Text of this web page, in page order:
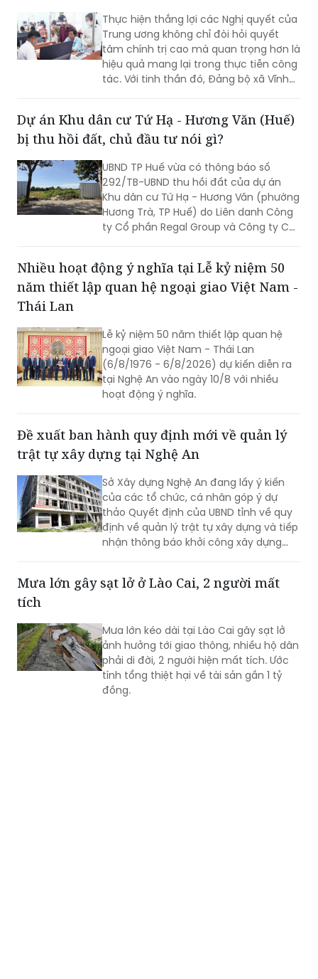
Thực hiện thắng lợi các Nghị quyết của
Trung ương không chỉ đòi hỏi quyết
tâm chính trị cao mà quan trọng hơn là
hiệu quả mang lại trong thực tiễn công
tác. Với tinh thần đó, Đảng bộ xã Vĩnh
đội ngũ cán bộ đủ phẩm chất, năng
lực, trách nhiệm, đưa các chủ trương
chuyển biến rõ nét trong phát triển kinh
tế - xã hội và nâng cao đời sống Nhân
dân.
Dự án Khu dân cư Tứ Hạ - Hương Văn (Huế)
bị thu hồi đất, chủ đầu tư nói gì?
UBND TP Huế vừa có thông báo số
292/TB-UBND thu hồi đất của dự án
Khu dân cư Tứ Hạ - Hương Văn (phường
Hương Trà, TP Huế) do Liên danh Công
ty Cổ phần Regal Group và Công ty Cổ
Nhiều hoạt động ý nghĩa tại Lễ kỷ niệm 50
năm thiết lập quan hệ ngoại giao Việt Nam -
Thái Lan
Lễ kỷ niệm 50 năm thiết lập quan hệ
ngoại giao Việt Nam - Thái Lan
(6/8/1976 - 6/8/2026) dự kiến diễn ra
tại Nghệ An vào ngày 10/8 với nhiều
hoạt động ý nghĩa.
Đề xuất ban hành quy định mới về quản lý
trật tự xây dựng tại Nghệ An
Sở Xây dựng Nghệ An đang lấy ý kiến
của các tổ chức, cá nhân góp ý dự
thảo Quyết định của UBND tỉnh về quy
định về quản lý trật tự xây dựng và tiếp
nhận thông báo khởi công xây dựng
UBND ngày 17/12/2020).
Mưa lớn gây sạt lở ở Lào Cai, 2 người mất
tích
Mưa lớn kéo dài tại Lào Cai gây sạt lở
ảnh hưởng tới giao thông, nhiều hộ dân
phải di đời, 2 người hiện mất tích. Ước
tính tổng thiệt hại về tài sản gần 1 tỷ
đồng.